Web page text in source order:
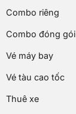
Combo riêng
Combo đóng gói
Vé máy bay
Vé tàu cao tốc
Thuê xe